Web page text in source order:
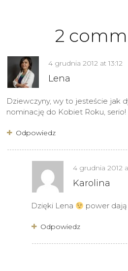
2
4 grudnia 2012 at 13:12
Lena
Dziewczyny, wy to jesteście jak
nominację do Kobiet Roku, serio!
Odpowiedz
4 grudnia 2012
Karolina
Dzięki Lena power
Odpowiedz